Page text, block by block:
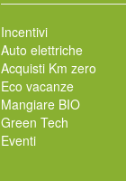
Incentivi
Auto elettriche
Acquisti Km zero
Eco vacanze
Mangiare BIO
Green Tech
Eventi